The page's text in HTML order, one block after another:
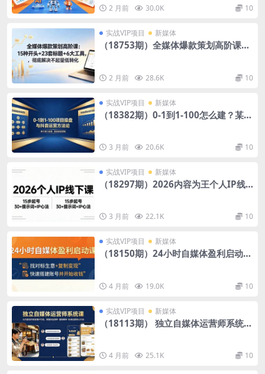
2 月前 30.0K 10
实战VIP项目 新媒体
（18753期）全媒体爆款策划高阶课：
2 月前 28.6K 10
实战VIP项目 新媒体
（18382期）0-1到1-100怎么建？某大
3 月前 20.6K 10
实战VIP项目 新媒体
（18297期）2026内容为王个人IP线
3 月前 22.1K 10
实战VIP项目 新媒体
（18150期）24小时自媒体盈利启动
4 月前 19.0K 10
实战VIP项目 新媒体
（18113期） 独立自媒体运营师系统课
4 月前 25.1K 10